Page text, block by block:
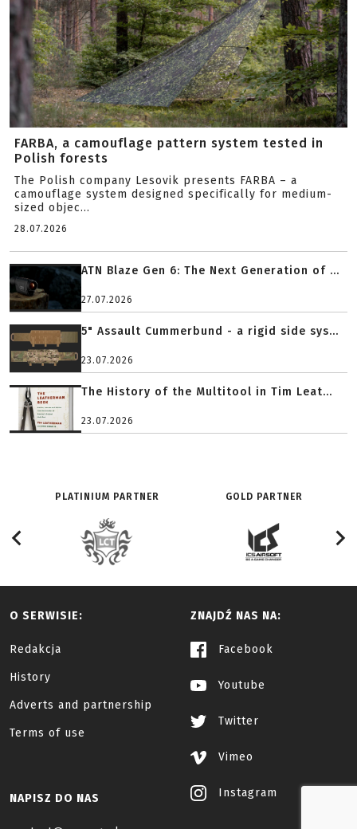
FARBA, a camouflage pattern system tested in
Polish forests
The Polish company Lesovik presents FARBA – a
camouflage system designed specifically for medium-
sized objec...
28.07.2026
ATN Blaze Gen 6: The Next Generation of ...
27.07.2026
5" Assault Cummerbund - a rigid side sys...
23.07.2026
The History of the Multitool in Tim Leat...
23.07.2026
PLATINIUM PARTNER GOLD PARTNER
O SERWISIE:
Redakcja
History
Adverts and partnership
Terms of use
ZNAJDŹ NAS NA:
Facebook
Youtube
Twitter
Vimeo
Instagram
NAPISZ DO NAS